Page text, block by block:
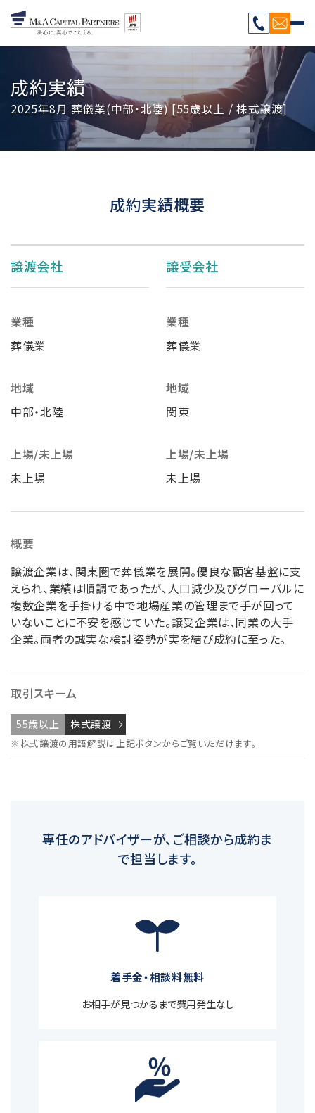
成約実績
2025年8月 葬儀業(中部・北陸) [55歳以上 / 株式譲渡]
成約実績概要
譲渡会社
業種
葬儀業
地域
中部・北陸
上場/未上場
未上場
譲受会社
業種
葬儀業
地域
関東
上場/未上場
未上場
概要
譲渡企業は、関東圏で葬儀業を展開。優良な顧客基盤に支
えられ、業績は順調であったが、人口減少及びグローバルに
複数企業を手掛ける中で地場産業の管理まで手が回って
いないことに不安を感じていた。譲受企業は、同業の大手
企業。両者の誠実な検討姿勢が実を結び成約に至った。
取引スキーム
55歳以上 株式譲渡
※株式譲渡の用語解説は上記ボタンからご覧いただけます。
専任のアドバイザーが、ご相談から成約ま
で担当します。
着手金・相談料無料
お相手が見つかるまで費用発生なし